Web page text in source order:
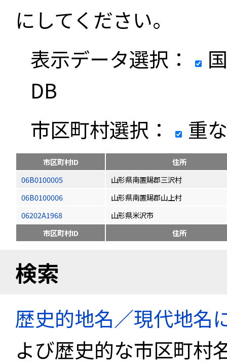
にしてください。
表示データ選択：
DB
市区町村選択：
重
市区町村ID
住所
06B0100005
山形県南置賜郡三沢村
06B0100006
山形県南置賜郡山上村
06202A1968
山形県米沢市
市区町村ID
住所
検索
歴史的地名／現代地名
よび歴史的な市区町村